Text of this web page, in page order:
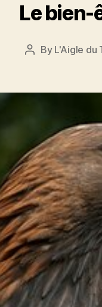
Le
Post
By L'Aigle du